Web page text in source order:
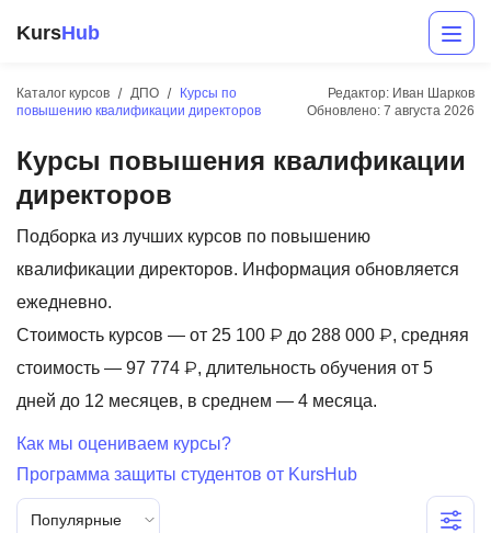
KursHub
Каталог курсов ДПО
Курсы по
повышению квалификации директоров
Редактор: Иван Шарков
Обновлено: 7 августа 2026
Курсы повышения квалификации
директоров
Подборка из лучших курсов по повышению
квалификации директоров. Информация обновляется
ежедневно.
Стоимость курсов — от 25 100 ₽ до 288 000 ₽, средняя
стоимость — 97 774 ₽, длительность обучения от 5
дней до 12 месяцев, в среднем — 4 месяца.
Как мы оцениваем курсы?
Программа защиты студентов от KursHub
Популярные
Разработка
Маркетинг
Дизайн
Аналитика
Менеджмент
Иностранные языки